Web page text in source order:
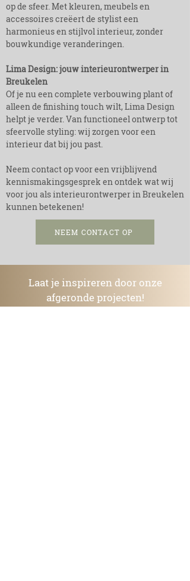
op de sfeer. Met kleuren, meubels en
accessoires creëert de stylist een
harmonieus en stijlvol interieur, zonder
bouwkundige veranderingen.
Lima Design: jouw interieurontwerper in
Breukelen
Of je nu een complete verbouwing plant of
alleen de finishing touch wilt, Lima Design
helpt je verder. Van functioneel ontwerp tot
sfeervolle styling: wij zorgen voor een
interieur dat bij jou past.
Neem contact op voor een vrijblijvend
kennismakingsgesprek en ontdek wat wij
voor jou als interieurontwerper in Breukelen
kunnen betekenen!
NEEM CONTACT OP
Laat je inspireren door onze
afgeronde projecten!